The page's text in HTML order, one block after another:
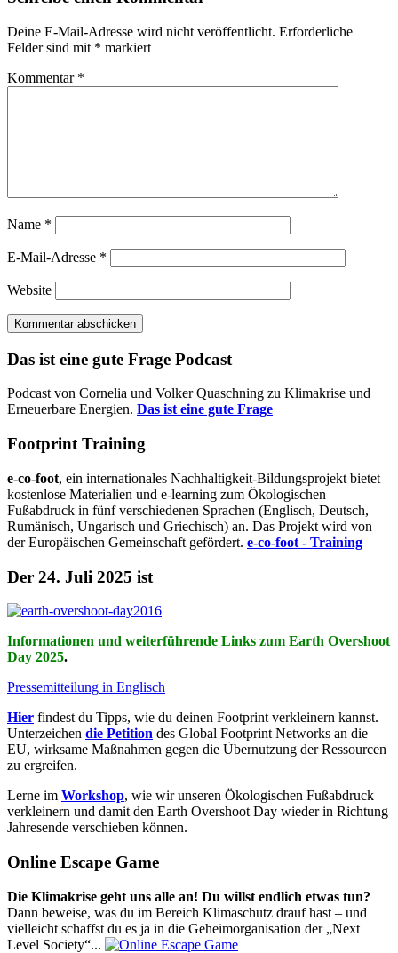
Deine E-Mail-Adresse wird nicht veröffentlicht. Erforderliche
Felder sind mit * markiert
Kommentar *
Name *
E-Mail-Adresse *
Website
Das ist eine gute Frage Podcast
Podcast von Cornelia und Volker Quaschning zu Klimakrise und
Erneuerbare Energien. Das ist eine gute Frage
Footprint Training
e-co-foot, ein internationales Nachhaltigkeit-Bildungsprojekt bietet
kostenlose Materialien und e-learning zum Ökologischen
Fußabdruck in fünf verschiedenen Sprachen (Englisch, Deutsch,
Rumänisch, Ungarisch und Griechisch) an. Das Projekt wird von
der Europäischen Gemeinschaft gefördert. e-co-foot - Training
Der 24. Juli 2025 ist
Informationen und weiterführende Links zum Earth Overshoot
Day 2025.
Pressemitteilung in Englisch
Hier findest du Tipps, wie du deinen Footprint verkleinern kannst.
Unterzeichen die Petition des Global Footprint Networks an die
EU, wirksame Maßnahmen gegen die Übernutzung der Ressourcen
zu ergreifen.
Lerne im Workshop, wie wir unseren Ökologischen Fußabdruck
verkleinern und damit den Earth Overshoot Day wieder in Richtung
Jahresende verschieben können.
Online Escape Game
Die Klimakrise geht uns alle an! Du willst endlich etwas tun?
Dann beweise, was du im Bereich Klimaschutz drauf hast – und
vielleicht schaffst du es ja in die Geheimorganisation der „Next
Level Society“...